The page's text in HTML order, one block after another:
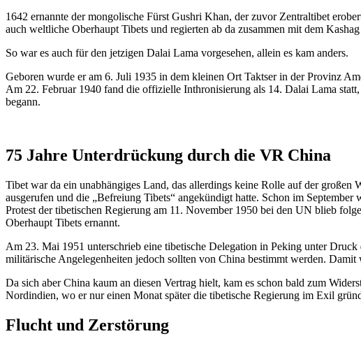
1642 ernannte der mongolische Fürst Gushri Khan, der zuvor Zentraltibet
auch weltliche Oberhaupt Tibets und regierten ab da zusammen mit dem
So war es auch für den jetzigen Dalai Lama vorgesehen, allein es kam anders.
Geboren wurde er am 6. Juli 1935 in dem kleinen Ort Taktser in der Provinz
Am 22. Februar 1940 fand die offizielle Inthronisierung als 14. Dalai Lama
begann.
75 Jahre Unterdrückung durch die VR China
Tibet war da ein unabhängiges Land, das allerdings keine Rolle auf der
ausgerufen und die „Befreiung Tibets“ angekündigt hatte. Schon im
Protest der tibetischen Regierung am 11. November 1950 bei den UN blieb
Oberhaupt Tibets ernannt.
Am 23. Mai 1951 unterschrieb eine tibetische Delegation in Peking unter
militärische Angelegenheiten jedoch sollten von China bestimmt werden.
Da sich aber China kaum an diesen Vertrag hielt, kam es schon bald zum
Nordindien, wo er nur einen Monat später die tibetische Regierung im Exil
Flucht und Zerstörung